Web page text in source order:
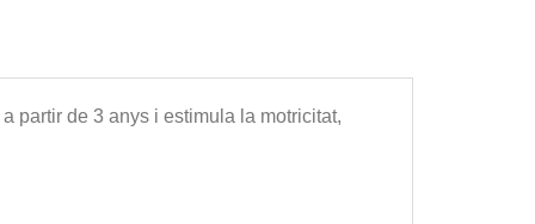
partir de 3 anys i estimula la motricitat,